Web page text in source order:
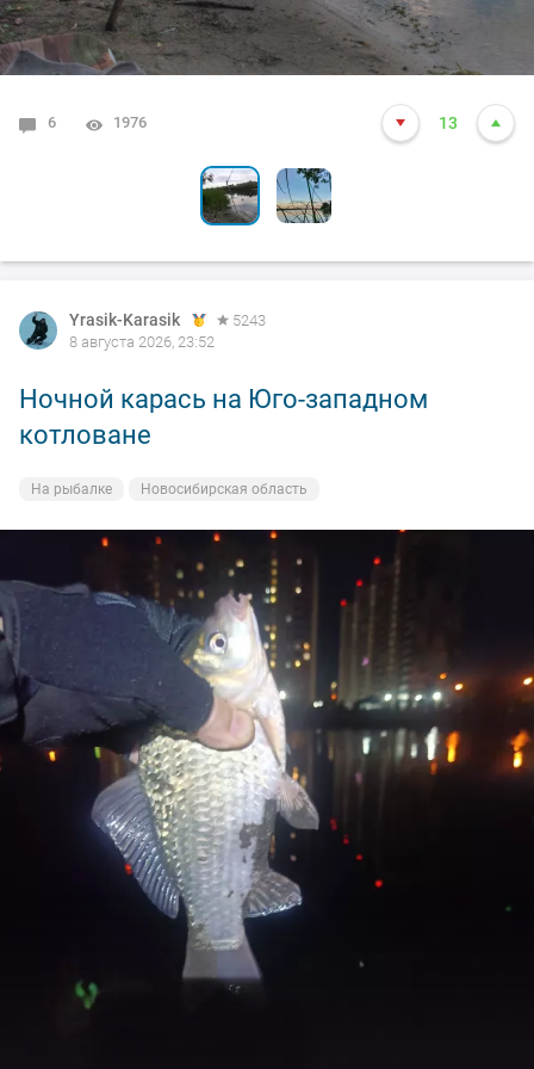
6 1976 13
1 3212 13
Yrasik-Karasik
5243
8 августа 2026, 23:52
Ночной карась на Юго-западном
котловане
На рыбалке Новосибирская область